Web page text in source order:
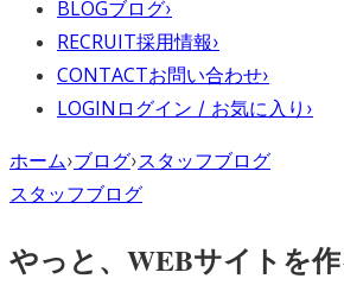
BLOGブログ›
RECRUIT採用情報›
CONTACTお問い合わせ›
LOGIN ログイン / お気に入り ›
ホーム›ブログ›スタッフブログ
スタッフブログ
やっと、WEBサイトを